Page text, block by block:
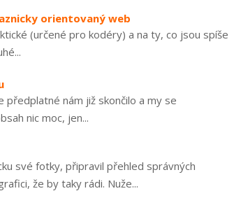
orientovaný web
(určené pro kodéry) a na ty, co jsou spíše
předplatné nám již skončilo a my se
nic moc, jen...
své fotky, připravil přehled správných
že by taky rádi. Nuže...